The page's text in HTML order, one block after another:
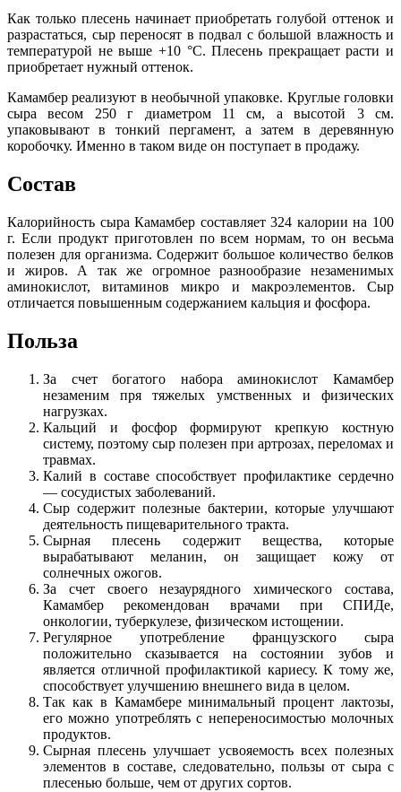
Как только плесень начинает приобретать голубой оттенок и
разрастаться, сыр переносят в подвал с большой влажность и
температурой не выше +10 °C. Плесень прекращает расти и
приобретает нужный оттенок.
Камамбер реализуют в необычной упаковке. Круглые головки
сыра весом 250 г диаметром 11 см, а высотой 3 см.
упаковывают в тонкий пергамент, а затем в деревянную
коробочку. Именно в таком виде он поступает в продажу.
Состав
Калорийность сыра Камамбер составляет 324 калории на 100
г. Если продукт приготовлен по всем нормам, то он весьма
полезен для организма. Содержит большое количество белков
и жиров. А так же огромное разнообразие незаменимых
аминокислот, витаминов микро и макроэлементов. Сыр
отличается повышенным содержанием кальция и фосфора.
Польза
За счет богатого набора аминокислот Камамбер
незаменим пря тяжелых умственных и физических
нагрузках.
Кальций и фосфор формируют крепкую костную
систему, поэтому сыр полезен при артрозах, переломах и
травмах.
Калий в составе способствует профилактике сердечно
— сосудистых заболеваний.
Сыр содержит полезные бактерии, которые улучшают
деятельность пищеварительного тракта.
Сырная плесень содержит вещества, которые
вырабатывают меланин, он защищает кожу от
солнечных ожогов.
За счет своего незаурядного химического состава,
Камамбер рекомендован врачами при СПИДе,
онкологии, туберкулезе, физическом истощении.
Регулярное употребление французского сыра
положительно сказывается на состоянии зубов и
является отличной профилактикой кариесу. К тому же,
способствует улучшению внешнего вида в целом.
Так как в Камамбере минимальный процент лактозы,
его можно употреблять с непереносимостью молочных
продуктов.
Сырная плесень улучшает усвояемость всех полезных
элементов в составе, следовательно, пользы от сыра с
плесенью больше, чем от других сортов.